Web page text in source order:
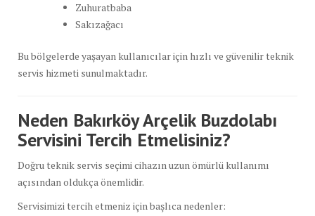
Zuhuratbaba
Sakızağacı
Bu bölgelerde yaşayan kullanıcılar için hızlı ve güvenilir teknik
servis hizmeti sunulmaktadır.
Neden Bakırköy Arçelik Buzdolabı
Servisini Tercih Etmelisiniz?
Doğru teknik servis seçimi cihazın uzun ömürlü kullanımı
açısından oldukça önemlidir.
Servisimizi tercih etmeniz için başlıca nedenler: